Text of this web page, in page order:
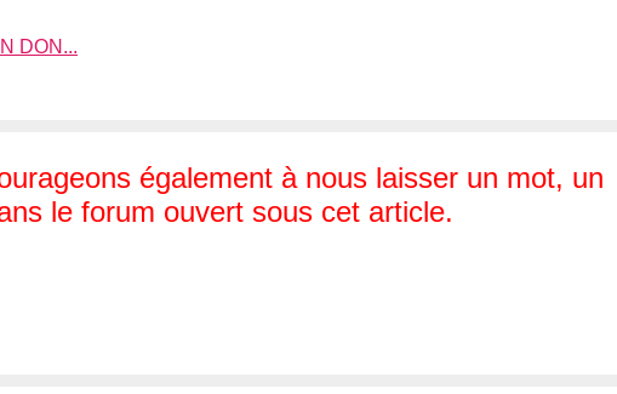
DON...
également à nous laisser un mot, un
le forum ouvert sous cet article.